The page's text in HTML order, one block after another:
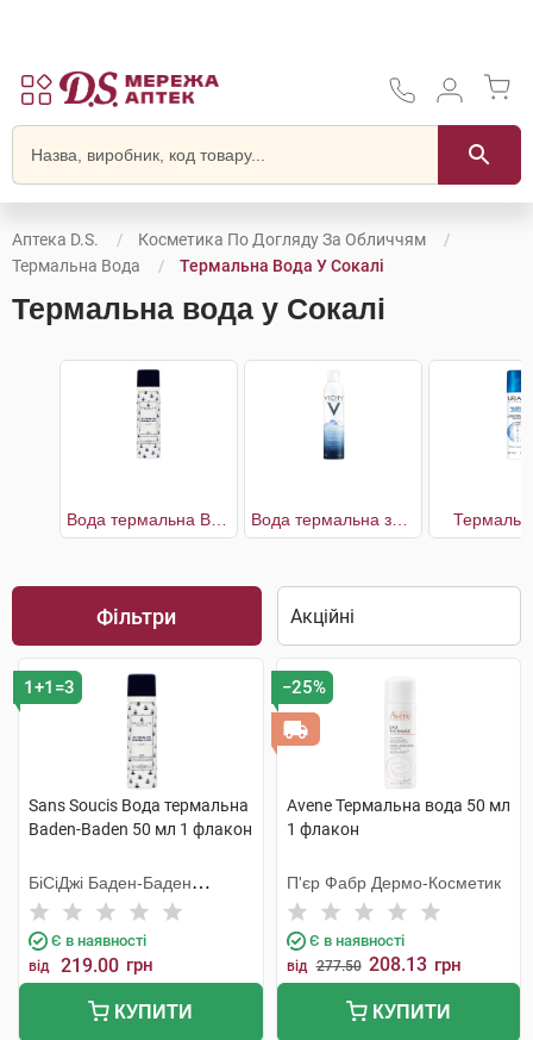
Аптека D.S.
Косметика По Догляду За Обличчям
Термальна Вода
Термальна Вода У Сокалі
Термальна вода у Сокалі
Фільтри
1+1=3
Sans Soucis Вода термальна
Baden-Baden 50 мл 1 флакон
БіСіДжі Баден-Баден
Косметікс Груп Гмбх
Є в наявності
від 219.00 грн
КУПИТИ
−25%
Avene Термальна вода 50 мл
1 флакон
П'єр Фабр Дермо-Косметик
Є в наявності
від 277.50 208.13 грн
КУПИТИ